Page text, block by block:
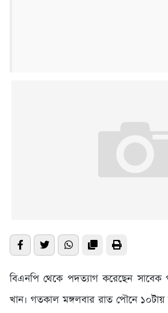
বিএনপি থেকে পদত্যাগ করেছেন সাবেক
খান। গতকাল মঙ্গলবার রাত পৌনে ১০টায়